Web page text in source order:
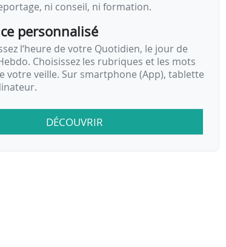
ni conseil, ni formation.
personnalisé
l‘heure de votre Quotidien, le jour de
Choisissez les rubriques et les mots
votre veille. Sur smartphone (App), tablette
DÉCOUVRIR